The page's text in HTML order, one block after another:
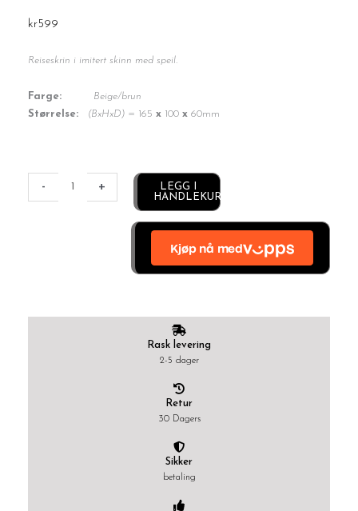
kr599
Reiseskrin i imitert skinn med speil.
Farge: Beige/brun
Størrelse:
(BxHxD) = 165 x 100 x 60mm
- +
LEGG I
HANDLEKURV
Rask levering
2-5 dager
Retur
30 Dagers
Sikker
betaling